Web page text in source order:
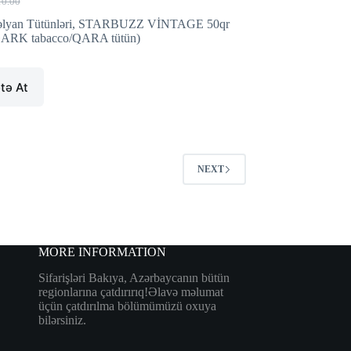
Tütünləri, STARBUZZ VİNTAGE 50qr
tabacco/QARA tütün)
At
NEXT
MORE INFORMATION
Sifarişləri Bakıya, Azərbaycanın bütün
regionlarına çatdırırıq!Əlavə məlumat
üçün çatdırılma bölümümüzü oxuya
bilərsiniz.